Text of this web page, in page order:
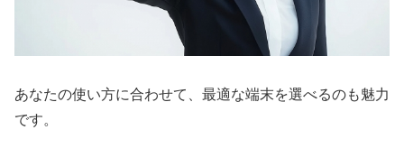
あなたの使い方に合わせて、最適な端末を選べるのも魅力
です。